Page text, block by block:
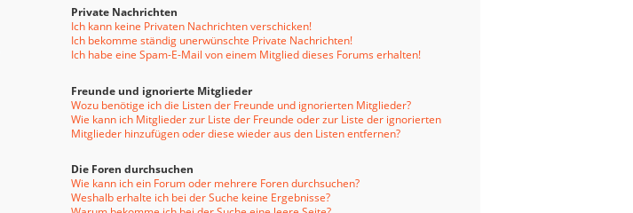
Private Nachrichten
Ich kann keine Privaten Nachrichten verschicken!
Ich bekomme ständig unerwünschte Private Nachrichten!
Ich habe eine Spam-E-Mail von einem Mitglied dieses Forums erhalten!
Freunde und ignorierte Mitglieder
Wozu benötige ich die Listen der Freunde und ignorierten Mitglieder?
Wie kann ich Mitglieder zur Liste der Freunde oder zur Liste der ignorierten
Mitglieder hinzufügen oder diese wieder aus den Listen entfernen?
Die Foren durchsuchen
Wie kann ich ein Forum oder mehrere Foren durchsuchen?
Weshalb erhalte ich bei der Suche keine Ergebnisse?